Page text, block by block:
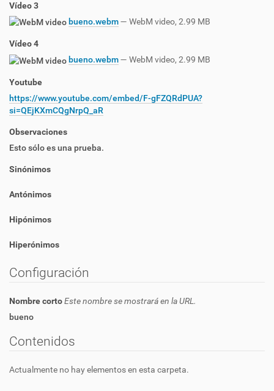
Vídeo 3
bueno.webm— WebM video, 2.99 MB
Vídeo 4
bueno.webm— WebM video, 2.99 MB
Youtube
https://www.youtube.com/embed/F-gFZQRdPUA?
si=QEjKXmCQgNrpQ_aR
Observaciones
Esto sólo es una prueba.
Sinónimos
Antónimos
Hipónimos
Hiperónimos
Configuración
Nombre cortoEste nombre se mostrará en la URL.
bueno
Contenidos
Actualmente no hay elementos en esta carpeta.